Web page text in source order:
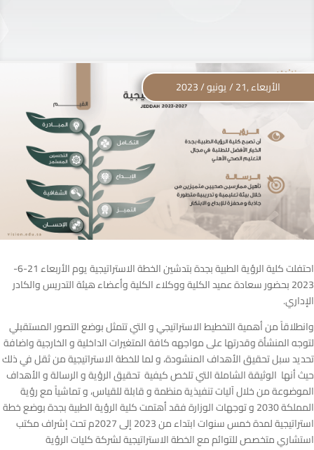
الأربعاء ,21 / يونيو / 2023
احتفلت كلية الرؤية الطبية بجدة بتدشين الخطة الاستراتيجية يوم الأربعاء 21-6-
2023 بحضور سعادة عميد الكلية ووكلاء الكلية وأعضاء هيئة التدريس والكادر
الإداري.
وانطلاقاً من أهمية التخطيط الاستراتيجي و التي تتمثل بوضع التصور المستقبلي
لتوجه المنشأة وقدرتها على مواجهه كافة المتغيرات الداخلية و الخارجية واضافة
تحديد سبل تحقيق الأهداف المنشودة، و لما للخطة الاستراتيجية من ثقل في ذلك
حيث أنها الوثيقة الشاملة التي تلخص كيفية تحقيق الرؤية و الرسالة و الأهداف
الموضوعة من خلال آليات تنفيذية منظمة و قابلة للقياس، و تماشياً مع رؤية
المملكة 2030 و توجهات الوزارة فقد أهتمت كلية الرؤية الطبية بجدة بوضع خطة
استراتيجية لمدة خمس سنوات ابتداء من 2023 إلى 2027م تحت إشراف مكتب
استشاري متخصص للتوائم مع الخطة الاستراتيجية لشركة كليات الرؤية